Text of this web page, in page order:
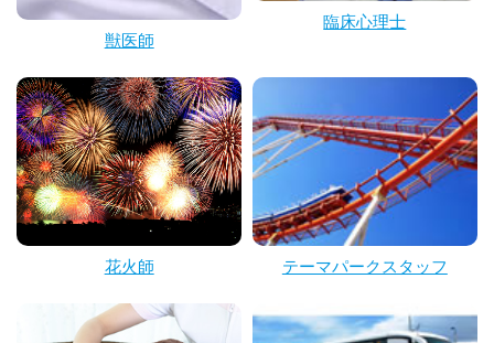
獣医師
臨床心理士
花火師 テーマパークスタッフ